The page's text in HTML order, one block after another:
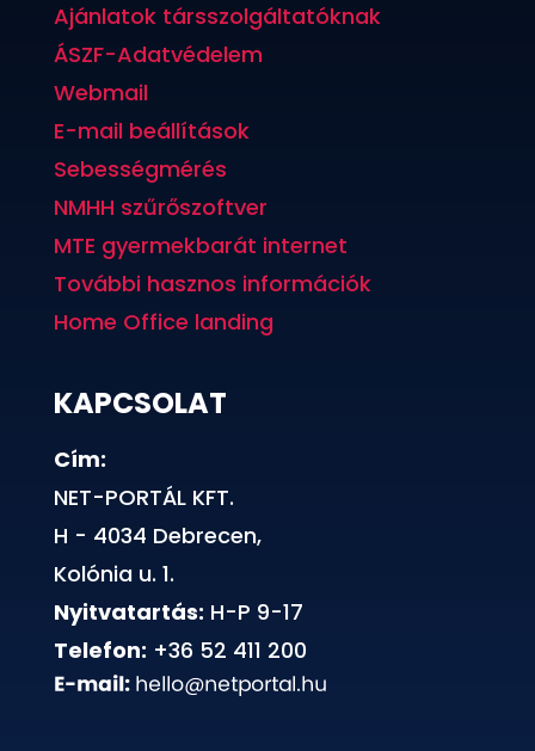
Ajánlatok társszolgáltatóknak
ÁSZF-Adatvédelem
Webmail
E-mail beállítások
Sebességmérés
NMHH szűrőszoftver
MTE gyermekbarát internet
További hasznos információk
Home Office landing
KAPCSOLAT
Cím:
NET-PORTÁL KFT.
H - 4034 Debrecen,
Kolónia u. 1.
Nyitvatartás: H-P 9-17
Telefon: +36 52 411 200